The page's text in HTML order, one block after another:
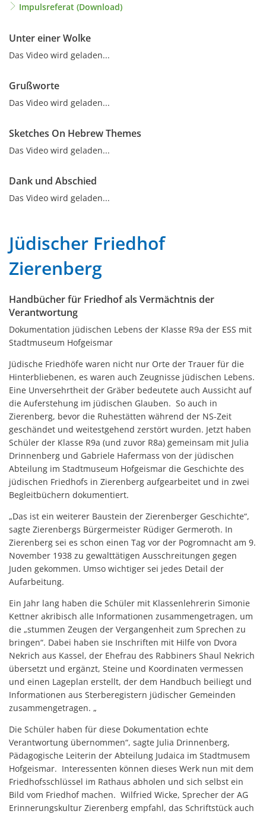
Impulsreferat (Download)
Unter einer Wolke
Das Video wird geladen...
Grußworte
Das Video wird geladen...
Sketches On Hebrew Themes
Das Video wird geladen...
Dank und Abschied
Das Video wird geladen...
Jüdischer Friedhof
Zierenberg
Handbücher für Friedhof als Vermächtnis der
Verantwortung
Dokumentation jüdischen Lebens der Klasse R9a der ESS mit
Stadtmuseum Hofgeismar
Jüdische Friedhöfe waren nicht nur Orte der Trauer für die
Hinterbliebenen, es waren auch Zeugnisse jüdischen Lebens.
Eine Unversehrtheit der Gräber bedeutete auch Aussicht auf
die Auferstehung im jüdischen Glauben. So auch in
Zierenberg, bevor die Ruhestätten während der NS-Zeit
geschändet und weitestgehend zerstört wurden. Jetzt haben
Schüler der Klasse R9a (und zuvor R8a) gemeinsam mit Julia
Drinnenberg und Gabriele Hafermass von der jüdischen
Abteilung im Stadtmuseum Hofgeismar die Geschichte des
jüdischen Friedhofs in Zierenberg aufgearbeitet und in zwei
Begleitbüchern dokumentiert.
„Das ist ein weiterer Baustein der Zierenberger Geschichte“,
sagte Zierenbergs Bürgermeister Rüdiger Germeroth. In
Zierenberg sei es schon einen Tag vor der Pogromnacht am 9.
November 1938 zu gewalttätigen Ausschreitungen gegen
Juden gekommen. Umso wichtiger sei jedes Detail der
Aufarbeitung.
Ein Jahr lang haben die Schüler mit Klassenlehrerin Simonie
Kettner akribisch alle Informationen zusammengetragen, um
die „stummen Zeugen der Vergangenheit zum Sprechen zu
bringen“. Dabei haben sie Inschriften mit Hilfe von Dvora
Nekrich aus Kassel, der Ehefrau des Rabbiners Shaul Nekrich
übersetzt und ergänzt, Steine und Koordinaten vermessen
und einen Lageplan erstellt, der dem Handbuch beiliegt und
Informationen aus Sterberegistern jüdischer Gemeinden
zusammengetragen. „
Die Schüler haben für diese Dokumentation echte
Verantwortung übernommen“, sagte Julia Drinnenberg,
Pädagogische Leiterin der Abteilung Judaica im Stadtmusem
Hofgeismar. Interessenten können dieses Werk nun mit dem
Friedhofsschlüssel im Rathaus abholen und sich selbst ein
Bild vom Friedhof machen. Wilfried Wicke, Sprecher der AG
Erinnerungskultur Zierenberg empfahl, das Schriftstück auch